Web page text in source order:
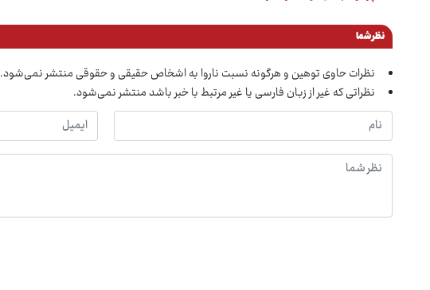
نظر شما
نظرات حاوی توهین و هرگونه نسبت ناروا به اشخاص حقیقی و حقوقی منتشر نمی‌شود.
نظراتی که غیر از زبان فارسی یا غیر مرتبط با خبر باشد منتشر نمی‌شود.